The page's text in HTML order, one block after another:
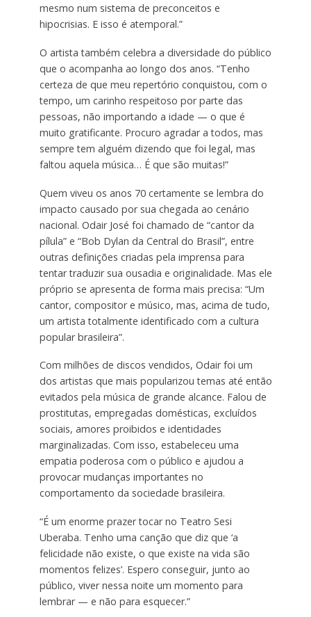
mesmo num sistema de preconceitos e
hipocrisias. E isso é atemporal.”
O artista também celebra a diversidade do público
que o acompanha ao longo dos anos. “Tenho
certeza de que meu repertório conquistou, com o
tempo, um carinho respeitoso por parte das
pessoas, não importando a idade — o que é
muito gratificante. Procuro agradar a todos, mas
sempre tem alguém dizendo que foi legal, mas
faltou aquela música… É que são muitas!”
Quem viveu os anos 70 certamente se lembra do
impacto causado por sua chegada ao cenário
nacional. Odair José foi chamado de “cantor da
pílula” e “Bob Dylan da Central do Brasil”, entre
outras definições criadas pela imprensa para
tentar traduzir sua ousadia e originalidade. Mas ele
próprio se apresenta de forma mais precisa: “Um
cantor, compositor e músico, mas, acima de tudo,
um artista totalmente identificado com a cultura
popular brasileira”.
Com milhões de discos vendidos, Odair foi um
dos artistas que mais popularizou temas até então
evitados pela música de grande alcance. Falou de
prostitutas, empregadas domésticas, excluídos
sociais, amores proibidos e identidades
marginalizadas. Com isso, estabeleceu uma
empatia poderosa com o público e ajudou a
provocar mudanças importantes no
comportamento da sociedade brasileira.
“É um enorme prazer tocar no Teatro Sesi
Uberaba. Tenho uma canção que diz que ‘a
felicidade não existe, o que existe na vida são
momentos felizes’. Espero conseguir, junto ao
público, viver nessa noite um momento para
lembrar — e não para esquecer.”